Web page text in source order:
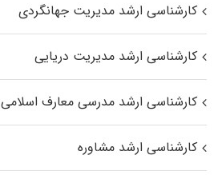
کارشناسی ارشد مدیریت جهانگردی
کارشناسی ارشد مدیریت دریایی
کارشناسی ارشد مدرسی معارف اسلامی
کارشناسی ارشد مشاوره